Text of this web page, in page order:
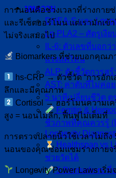
บทความ
DHEA-S และ
Lp-PLA2 – ศัตรูเงี
IL-6: ตัวเลขที่บอก
แรงแค่ไหน
ALP: ตัวชี้วัดการสร้
AST: ค่าตับที่ไม่ค่อ
5 นาทีเปลี่ยนชีวิต ต
Ferritin &
ชีวภาพที่คุณควรรู้
Longevity
Healthspan vs
ช่วยวัดได้
5 Biomarkers
การนอนคือช่วงเวลาที่ร่างกาย
และรีเซ็ตฮอร์โมน แต่เรามักเข้
ไม่จริงเสมอไป
Biomarkers ที่ช่วยบอกคุณ
hs-CRP → ตัวชี้วัด “การอัก
ลึกและมีคุณภาพ
Cortisol → ฮอร์โมนความเ
สูง = นอนไม่ลึก, ฟื้นฟูไม่เต็มที่
การตรวจปลายนิ้วใช้เวลาไม่ถึ
นอนของคุณซ่อมแซมร่างกายจ
Longevity Power Laws เริ่